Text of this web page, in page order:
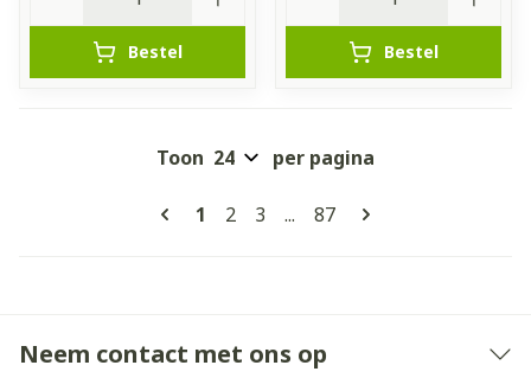
Bestel Bestel
Pagina's
U lees momenteel pagina
1 Pagina
2 Pagina
3 ... Pagina
87
Toon per pagina
Neem contact met ons op